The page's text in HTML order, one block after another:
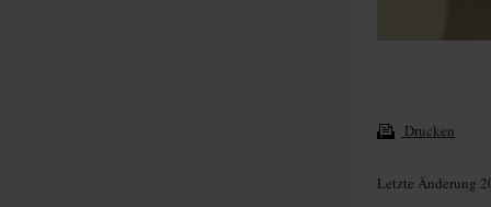
Drucken
Letzte Änderung